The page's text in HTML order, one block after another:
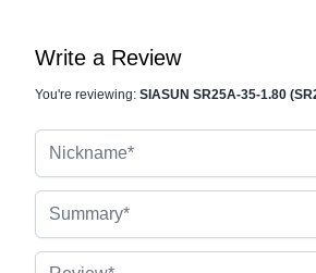
Write a Review
You're reviewing: SIASUN SR25A-35-1.80
Review